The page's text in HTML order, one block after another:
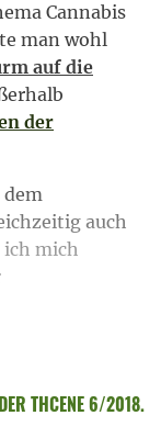
Cannabis
man wohl
auf die
der
auch
mich
THCENE 6/2018.